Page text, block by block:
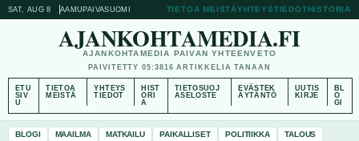
SAT, AUG 8 AAMUPAIVASUOMI TIETOA MEISTÄYHTEYSTIEDOTHISTORIA
AJANKOHTAMEDIA.FI
AJANKOHTAMEDIA PAIVAN YHTEENVETO
PAIVITETTY 05:3816 ARTIKKELIA TANAAN
ETU
SIV
U
TIETOA
MEISTÄ
YHTEYS
TIEDOT
HIST
ORI
A
TIETOSUOJ
ASELOSTE
EVÄSTEK
ÄYTÄNTÖ
UUTIS
KIRJE
BL
O
GI
BLOGI MAAILMA MATKAILU PAIKALLISET POLITIIKKA
TALOUS